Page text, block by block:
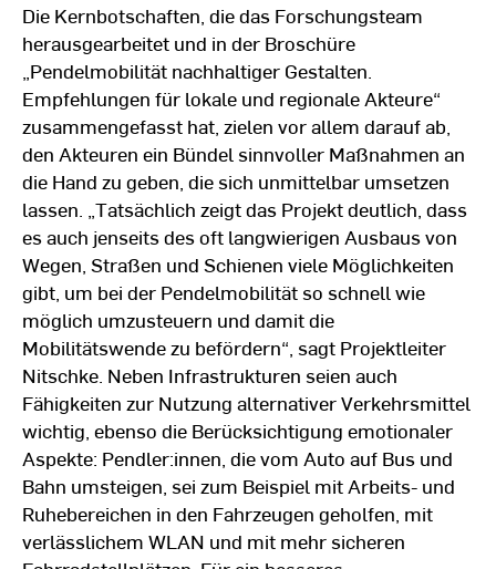
Die Kernbotschaften, die das Forschungsteam
herausgearbeitet und in der Broschüre
„Pendelmobilität nachhaltiger Gestalten.
Empfehlungen für lokale und regionale Akteure“
zusammengefasst hat, zielen vor allem darauf ab,
den Akteuren ein Bündel sinnvoller Maßnahmen an
die Hand zu geben, die sich unmittelbar umsetzen
lassen. „Tatsächlich zeigt das Projekt deutlich, dass
es auch jenseits des oft langwierigen Ausbaus von
Wegen, Straßen und Schienen viele Möglichkeiten
gibt, um bei der Pendelmobilität so schnell wie
möglich umzusteuern und damit die
Mobilitätswende zu befördern“, sagt Projektleiter
Nitschke. Neben Infrastrukturen seien auch
Fähigkeiten zur Nutzung alternativer Verkehrsmittel
wichtig, ebenso die Berücksichtigung emotionaler
Aspekte: Pendler:innen, die vom Auto auf Bus und
Bahn umsteigen, sei zum Beispiel mit Arbeits- und
Ruhebereichen in den Fahrzeugen geholfen, mit
verlässlichem WLAN und mit mehr sicheren